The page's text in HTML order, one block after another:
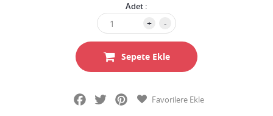
Adet :
+ -
Sepete Ekle
FacebookTwitterPinterestFavorilere Ekle